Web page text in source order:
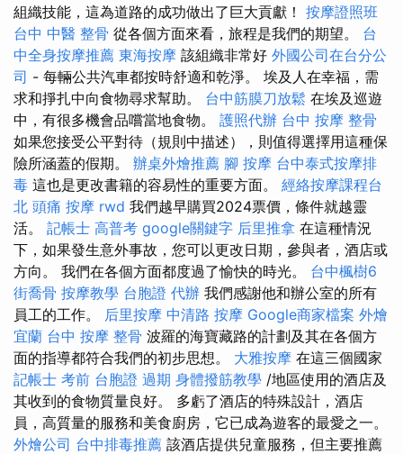
組織技能，這為道路的成功做出了巨大貢獻！ 按摩證照班
台中 中醫 整骨 從各個方面來看，旅程是我們的期望。 台
中全身按摩推薦 東海按摩 該組織非常好 外國公司在台分公
司 - 每輛公共汽車都按時舒適和乾淨。 埃及人在幸福，需
求和掙扎中向食物尋求幫助。 台中筋膜刀放鬆 在埃及巡遊
中，有很多機會品嚐當地食物。 護照代辦 台中 按摩 整骨
如果您接受公平對待（規則中描述），則值得選擇用這種保
險所涵蓋的假期。 辦桌外燴推薦 腳 按摩 台中泰式按摩排
毒 這也是更改書籍的容易性的重要方面。 經絡按摩課程台
北 頭痛 按摩 rwd 我們越早購買2024票價，條件就越靈
活。 記帳士 高普考 google關鍵字 后里推拿 在這種情況
下，如果發生意外事故，您可以更改日期，參與者，酒店或
方向。 我們在各個方面都度過了愉快的時光。 台中楓樹6
街喬骨 按摩教學 台胞證 代辦 我們感謝他和辦公室的所有
員工的工作。 后里按摩 中清路 按摩 Google商家檔案 外燴
宜蘭 台中 按摩 整骨 波羅的海寶藏路的計劃及其在各個方
面的指導都符合我們的初步思想。 大雅按摩 在這三個國家
記帳士 考前 台胞證 過期 身體撥筋教學 /地區使用的酒店及
其收到的食物質量良好。 多虧了酒店的特殊設計，酒店
員，高質量的服務和美食廚房，它已成為遊客的最愛之一。
外燴公司 台中排毒推薦 該酒店提供兒童服務，但主要推薦